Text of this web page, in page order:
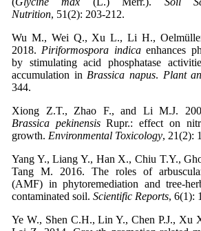
Nutrition
Wu M., Wei Q., Xu L., Li H.,
2018. Piriformospora indicaenhances
by stimulating acid phosphatase
accumulation in Brassica napus. Plant
Xiong Z.T., Zhao F., and Li M.J.
Brassica pekinensisRupr.: effect on
growth. Environmental Toxicology
Yang Y., Liang Y., Han X., Chiu T.Y.,
Tang M. 2016. The roles of
(AMF) in phytoremediation and tree-
contaminated soil. Scientific Reports
Ye W., Shen C.H., Lin Y., Chen P.J., Xu